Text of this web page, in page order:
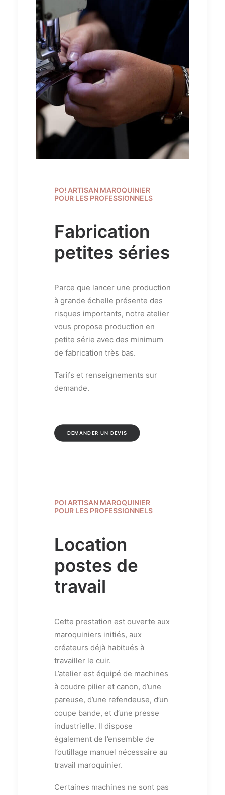
PO! ARTISAN MAROQUINIER
POUR LES PROFESSIONNELS
Fabrication
petites séries
Parce que lancer une production
à grande échelle présente des
risques importants, notre atelier
vous propose production en
petite série avec des minimum
de fabrication très bas.
Tarifs et renseignements sur
demande.
DEMANDER UN DEVIS
PO! ARTISAN MAROQUINIER
POUR LES PROFESSIONNELS
Location
postes de
travail
Cette prestation est ouverte aux
maroquiniers initiés, aux
créateurs déjà habitués à
travailler le cuir.
L’atelier est équipé de machines
à coudre pilier et canon, d’une
pareuse, d’une refendeuse, d’un
coupe bande, et d’une presse
industrielle. Il dispose
également de l’ensemble de
l’outillage manuel nécessaire au
travail maroquinier.
Certaines machines ne sont pas